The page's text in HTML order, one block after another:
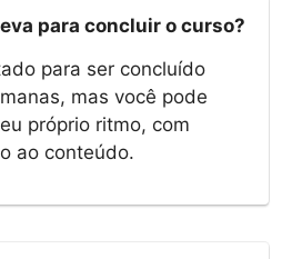
para concluir o curso?
para ser concluído
mas você pode
próprio ritmo, com
ao conteúdo.